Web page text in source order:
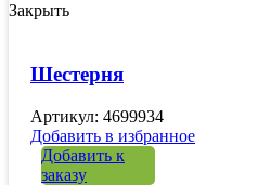
Закрыть
Шестерня
Артикул: 4699934
Добавить в избранное
Добавить к
заказу